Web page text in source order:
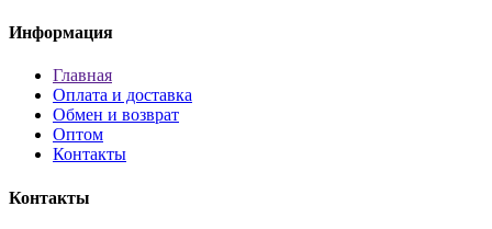
Информация
Главная
Оплата и доставка
Обмен и возврат
Оптом
Контакты
Контакты